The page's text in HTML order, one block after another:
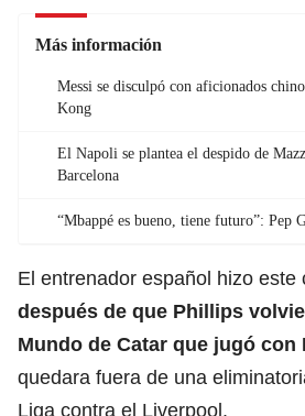
Más información
Messi se disculpó con aficionados
Kong
El Napoli se plantea el despido de
Barcelona
“Mbappé es bueno, tiene futuro”: Pep
El entrenador español hizo este
después de que Phillips
Mundo de Catar que jugó con
quedara fuera de una
Liga contra el Liverpool.